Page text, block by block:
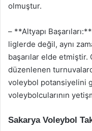
olmuştur.
– **Altyapı
liglerde değil, aynı
başarılar elde etmiştir.
düzenlenen
voleybol potansiyelini
voleybolcularının
Sakarya Voleybol